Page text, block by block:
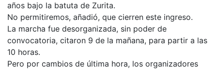
años bajo la batuta de Zurita.
No permitiremos, añadió, que cierren este ingreso.
La marcha fue desorganizada, sin poder de
convocatoria, citaron 9 de la mañana, para partir a las
10 horas.
Pero por cambios de última hora, los organizadores